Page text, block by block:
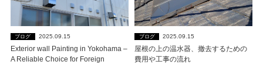
ブログ 2025.09.15
Exterior wall Painting in Yokohama –
A Reliable Choice for Foreign
ブログ 2025.09.15
屋根の上の温水器、撤去するための
費用や工事の流れ